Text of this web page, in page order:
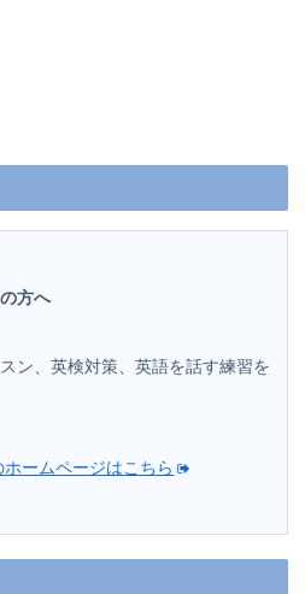
方へ
ン、英検対策、英語を話す練習を
ームページはこちら